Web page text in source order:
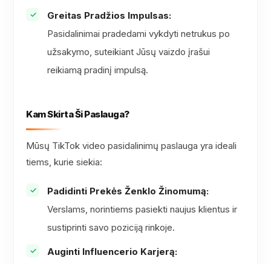
Greitas Pradžios Impulsas:
Pasidalinimai pradedami vykdyti netrukus po
užsakymo, suteikiant Jūsų vaizdo įrašui
reikiamą pradinį impulsą.
Kam Skirta Ši Paslauga?
Mūsų TikTok video pasidalinimų paslauga yra ideali
tiems, kurie siekia:
Padidinti Prekės Ženklo Žinomumą:
Verslams, norintiems pasiekti naujus klientus ir
sustiprinti savo poziciją rinkoje.
Auginti Influencerio Karjerą: